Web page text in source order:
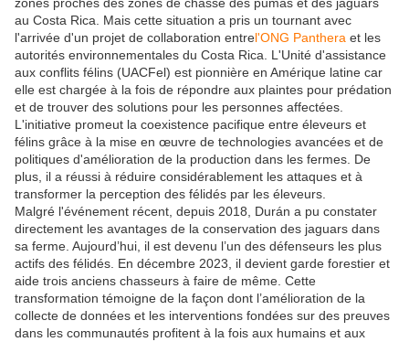
au Costa Rica. Mais cette situation a pris un tournant avec
l'arrivée d'un projet de collaboration entrel'ONG Panthera et les
autorités environnementales du Costa Rica. L'Unité d'assistance
aux conflits félins (UACFel) est pionnière en Amérique latine car
elle est chargée à la fois de répondre aux plaintes pour prédation
et de trouver des solutions pour les personnes affectées.
L'initiative promeut la coexistence pacifique entre éleveurs et
félins grâce à la mise en œuvre de technologies avancées et de
politiques d'amélioration de la production dans les fermes. De
plus, il a réussi à réduire considérablement les attaques et à
transformer la perception des félidés par les éleveurs.
Malgré l'événement récent, depuis 2018, Durán a pu constater
directement les avantages de la conservation des jaguars dans
sa ferme. Aujourd’hui, il est devenu l’un des défenseurs les plus
actifs des félidés. En décembre 2023, il devient garde forestier et
aide trois anciens chasseurs à faire de même. Cette
transformation témoigne de la façon dont l’amélioration de la
collecte de données et les interventions fondées sur des preuves
dans les communautés profitent à la fois aux humains et aux